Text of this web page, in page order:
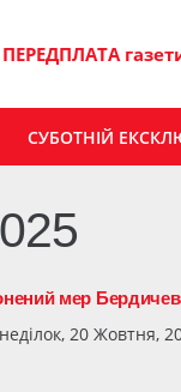
ПЕРЕДПЛАТА
СУБОТНІЙ
мер
20 Жовтня,